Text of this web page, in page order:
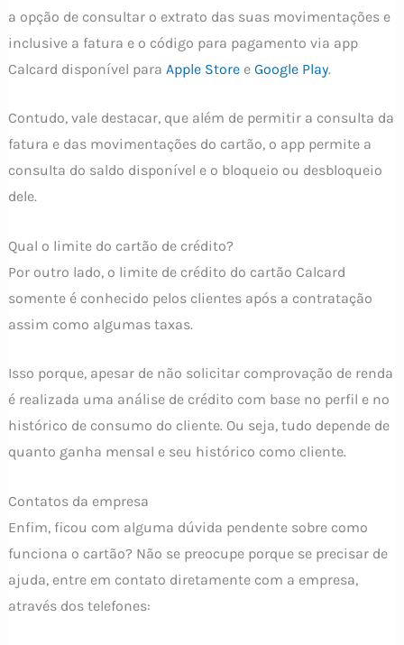
a opção de consultar o extrato das suas movimentações e
inclusive a fatura e o código para pagamento via app
Calcard disponível para Apple Storee Google Play.
Contudo, vale destacar, que além de permitir a consulta da
fatura e das movimentações do cartão, o app permite a
consulta do saldo disponível e o bloqueio ou desbloqueio
dele.
Qual o limite do cartão de crédito?
Por outro lado, o limite de crédito do cartão Calcard
somente é conhecido pelos clientes após a contratação
assim como algumas taxas.
Isso porque, apesar de não solicitar comprovação de renda
é realizada uma análise de crédito com base no perfil e no
histórico de consumo do cliente. Ou seja, tudo depende de
quanto ganha mensal e seu histórico como cliente.
Contatos da empresa
Enfim, ficou com alguma dúvida pendente sobre como
funciona o cartão? Não se preocupe porque se precisar de
ajuda, entre em contato diretamente com a empresa,
através dos telefones: